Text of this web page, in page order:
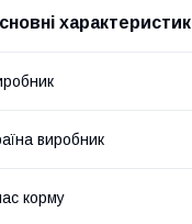
виробник
корму